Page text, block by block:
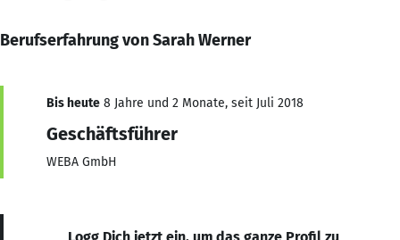
Berufserfahrung von Sarah Werner
Bis heute 8 Jahre und 2 Monate, seit Juli 2018
Geschäftsführer
WEBA GmbH